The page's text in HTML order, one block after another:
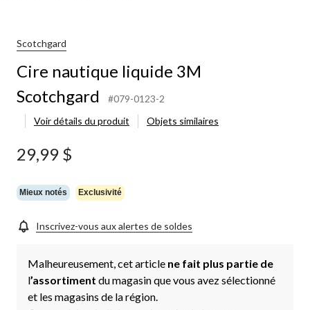
Scotchgard
Cire nautique liquide 3M
Scotchgard
#079-0123-2
Voir détails du produit
Objets similaires
29,99 $
Mieux notés Exclusivité
Inscrivez-vous aux alertes de soldes
Malheureusement, cet article ne fait plus partie de
l’assortiment du magasin que vous avez sélectionné
et les magasins de la région.